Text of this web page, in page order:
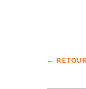
← RETOUR